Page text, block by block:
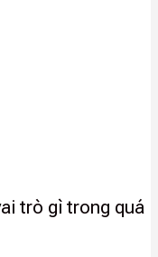
trò gì trong quá